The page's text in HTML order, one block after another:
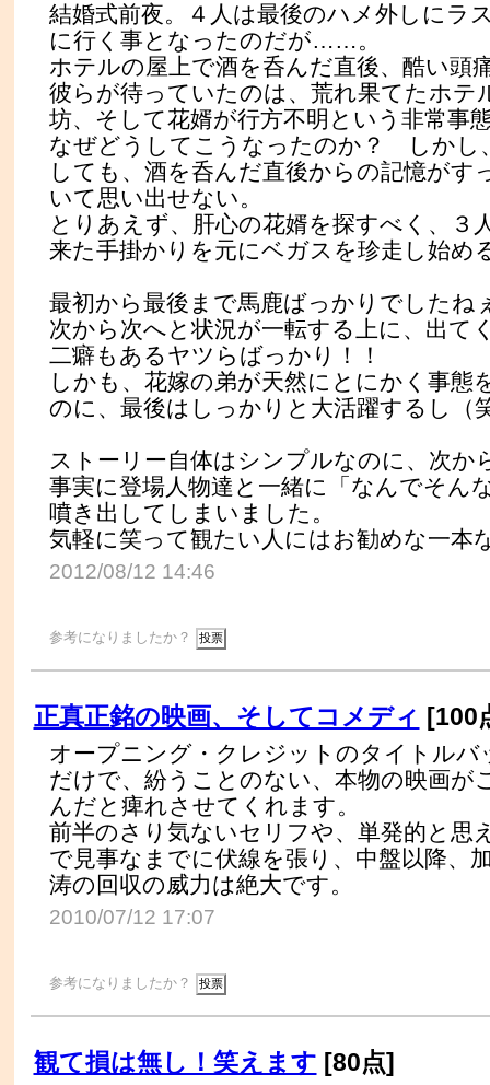
結婚式前夜。４人は最後のハメ外しにラ
に行く事となったのだが……。
ホテルの屋上で酒を呑んだ直後、酷い頭
彼らが待っていたのは、荒れ果てたホテ
坊、そして花婿が行方不明という非常事
なぜどうしてこうなったのか？ しかし
しても、酒を呑んだ直後からの記憶がす
いて思い出せない。
とりあえず、肝心の花婿を探すべく、３
来た手掛かりを元にベガスを珍走し始め
最初から最後まで馬鹿ばっかりでしたね
次から次へと状況が一転する上に、出て
二癖もあるヤツらばっかり！！
しかも、花嫁の弟が天然にとにかく事態
のに、最後はしっかりと大活躍するし（
ストーリー自体はシンプルなのに、次か
事実に登場人物達と一緒に「なんでそん
噴き出してしまいました。
気軽に笑って観たい人にはお勧めな一本
2012/08/12 14:46
参考になりましたか？
正真正銘の映画、そしてコメディ [100
オープニング・クレジットのタイトルバ
だけで、紛うことのない、本物の映画が
んだと痺れさせてくれます。
前半のさり気ないセリフや、単発的と思
で見事なまでに伏線を張り、中盤以降、
涛の回収の威力は絶大です。
2010/07/12 17:07
参考になりましたか？
観て損は無し！笑えます [80点]